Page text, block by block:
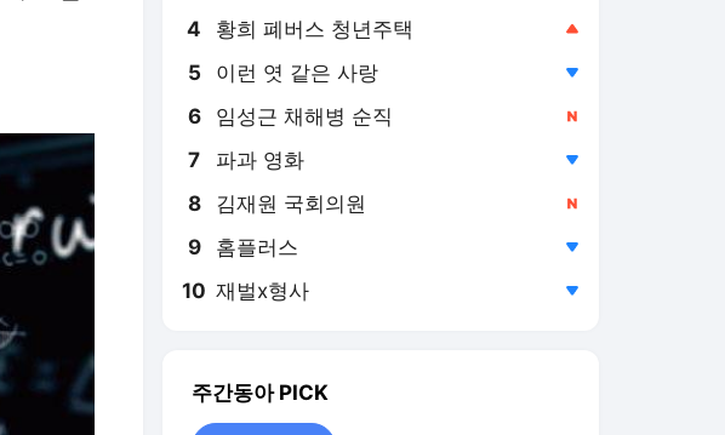
4 황희 폐버스 청년주택
5 이런 엿 같은 사랑
6 임성근 채해병 순직
7 파과 영화
8 김재원 국회의원
9 홈플러스
10 재벌x형사
주간동아PICK